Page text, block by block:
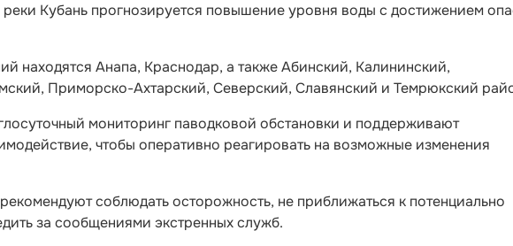
Кубань прогнозируется повышение уровня воды с достижением
находятся Анапа, Краснодар, а также Абинский, Калининский,
Приморско-Ахтарский, Северский, Славянский и Темрюкский
мониторинг паводковой обстановки и поддерживают
чтобы оперативно реагировать на возможные изменения
соблюдать осторожность, не приближаться к потенциально
за сообщениями экстренных служб.